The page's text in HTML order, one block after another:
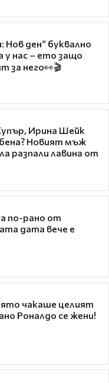
Нов ден“ буквално
у нас – ето защо
за него👀🎬
Ирина Шейк
Новият мъж
разпали лавина от
по-рано от
дата вече е
чакаше целият
Роналдо се жени!